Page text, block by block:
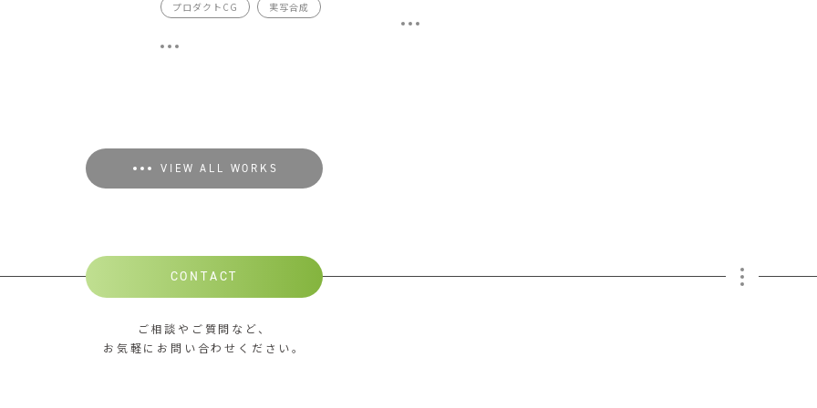
プロダクトCG 実写合成
VIEW ALL WORKS
CONTACT
ご相談やご質問など、
お気軽にお問い合わせください。